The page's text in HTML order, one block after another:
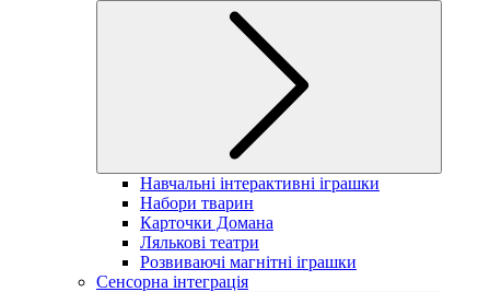
Навчальні інтерактивні іграшки
Набори тварин
Карточки Домана
Лялькові театри
Розвиваючі магнітні іграшки
Сенсорна інтеграція